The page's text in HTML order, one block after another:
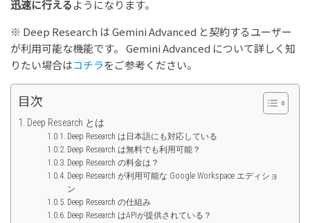
迅速に行えるようになります。
※ Deep Research は Gemini Advanced と契約するユーザー
が利用可能な機能です。 Gemini Advanced について詳しく知
りたい場合はコチラをご参考ください。
目次
Deep Research とは
Deep Research は日本語にも対応している
Deep Research は無料でも利用可能？
Deep Research の料金は？
Deep Research が利用可能な Google Workspace エディショ
ン
Deep Research の仕組み
Deep Research はAPIが提供されている？